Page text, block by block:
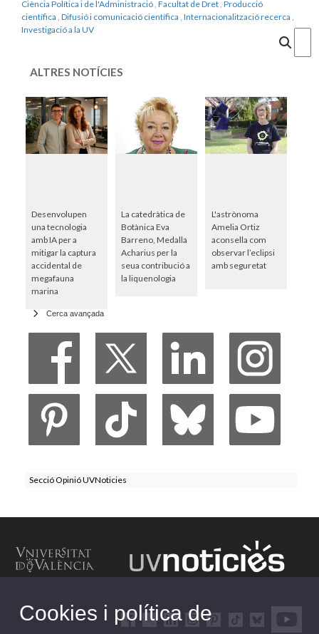
Ciència Política i de l'Administració Facultat de Dret Producció
científica Difusió i comunicació científica Internacionalització recerca
Investigació a la UV
ALTRES NOTÍCIES
Desenvolupen
una tecnologia
amb IA per a
mitigar la captura
accidental de
megafauna
marina
La catedràtica de
Botànica Eva
Barreno, Medalla
Acharius per la
seua contribució a
la liquenologia
L'astrònoma
Amelia Ortiz
aconsella com
observar l’eclipsi
amb seguretat
Cerca avançada
Secció Opinió UVNoticies
Cookies i política de